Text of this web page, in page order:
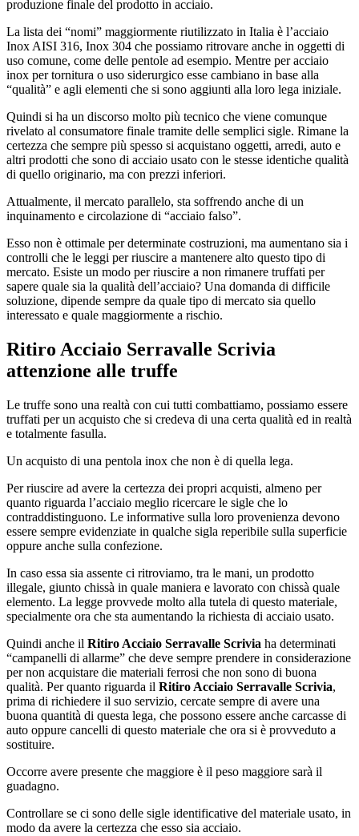
produzione finale del prodotto in acciaio.
La lista dei “nomi” maggiormente riutilizzato in Italia è l’acciaio
Inox AISI 316, Inox 304 che possiamo ritrovare anche in oggetti di
uso comune, come delle pentole ad esempio. Mentre per acciaio
inox per tornitura o uso siderurgico esse cambiano in base alla
“qualità” e agli elementi che si sono aggiunti alla loro lega iniziale.
Quindi si ha un discorso molto più tecnico che viene comunque
rivelato al consumatore finale tramite delle semplici sigle. Rimane la
certezza che sempre più spesso si acquistano oggetti, arredi, auto e
altri prodotti che sono di acciaio usato con le stesse identiche qualità
di quello originario, ma con prezzi inferiori.
Attualmente, il mercato parallelo, sta soffrendo anche di un
inquinamento e circolazione di “acciaio falso”.
Esso non è ottimale per determinate costruzioni, ma aumentano sia i
controlli che le leggi per riuscire a mantenere alto questo tipo di
mercato. Esiste un modo per riuscire a non rimanere truffati per
sapere quale sia la qualità dell’acciaio? Una domanda di difficile
soluzione, dipende sempre da quale tipo di mercato sia quello
interessato e quale maggiormente a rischio.
Ritiro Acciaio Serravalle Scrivia
attenzione alle truffe
Le truffe sono una realtà con cui tutti combattiamo, possiamo essere
truffati per un acquisto che si credeva di una certa qualità ed in realtà
e totalmente fasulla.
Un acquisto di una pentola inox che non è di quella lega.
Per riuscire ad avere la certezza dei propri acquisti, almeno per
quanto riguarda l’acciaio meglio ricercare le sigle che lo
contraddistinguono. Le informative sulla loro provenienza devono
essere sempre evidenziate in qualche sigla reperibile sulla superficie
oppure anche sulla confezione.
In caso essa sia assente ci ritroviamo, tra le mani, un prodotto
illegale, giunto chissà in quale maniera e lavorato con chissà quale
elemento. La legge provvede molto alla tutela di questo materiale,
specialmente ora che sta aumentando la richiesta di acciaio usato.
Quindi anche il Ritiro Acciaio Serravalle Scrivia ha determinati
“campanelli di allarme” che deve sempre prendere in considerazione
per non acquistare die materiali ferrosi che non sono di buona
qualità. Per quanto riguarda il Ritiro Acciaio Serravalle Scrivia,
prima di richiedere il suo servizio, cercate sempre di avere una
buona quantità di questa lega, che possono essere anche carcasse di
auto oppure cancelli di questo materiale che ora si è provveduto a
sostituire.
Occorre avere presente che maggiore è il peso maggiore sarà il
guadagno.
Controllare se ci sono delle sigle identificative del materiale usato, in
modo da avere la certezza che esso sia acciaio.